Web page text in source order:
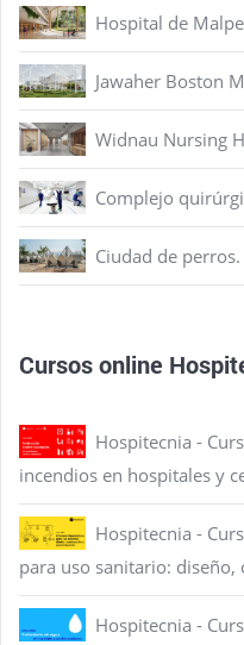
Hospital de
Jawaher Boston
Widnau Nursing
Complejo
Ciudad de
Cursos online
Hospitecnia -
incendios en hospitales y
Hospitecnia -
para uso sanitario:
Hospitecnia -